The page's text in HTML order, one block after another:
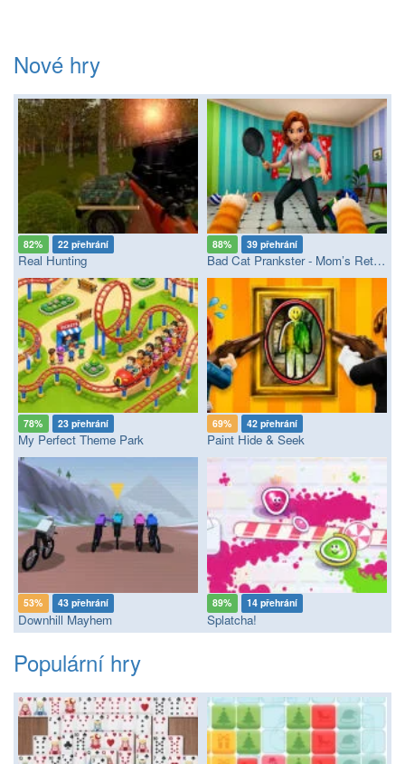
Nové hry
82% 22 přehrání
Real Hunting
88% 39 přehrání
Bad Cat Prankster - Mom’s Return
78% 23 přehrání
My Perfect Theme Park
69% 42 přehrání
Paint Hide & Seek
53% 43 přehrání
Downhill Mayhem
89% 14 přehrání
Splatcha!
Populární hry